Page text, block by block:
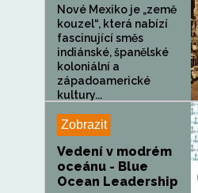
Nové Mexiko je „země
kouzel“, která nabízí
fascinující směs
indiánské, španělské
koloniální a
západoamerické
kultury...
Zobrazit
Vedení v modrém
oceánu - Blue
Ocean Leadership